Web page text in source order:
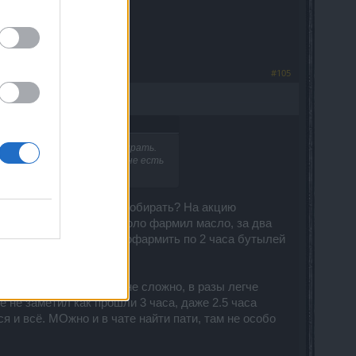
#105
напролет бегать собирать.
в пати это мне лично не есть
напролет бегать собирать? На акцию
Я например вчера в соло фармил масло, за два
200 . 4 дня пофармить по 2 часа бутылей
нудное, но это не сложно, в разы легче
не заметил как прошли 3 часа, даже 2.5 часа
и всё. МОжно и в чате найти пати, там не особо